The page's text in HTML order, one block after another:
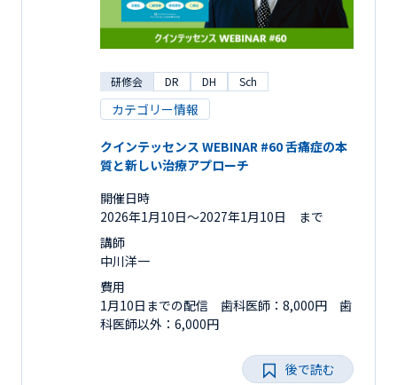
研修会 DR DH Sch
カテゴリー情報
クインテッセンス WEBINAR #60 舌痛症の本
質と新しい治療アプローチ
開催日時
2026年1月10日〜2027年1月10日 まで
講師
中川洋一
費用
1月10日までの配信 歯科医師：8,000円 歯
科医師以外：6,000円
後で読む